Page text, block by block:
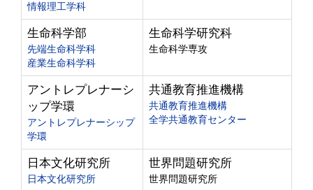
情報理工学科
生命科学部
先端生命科学科
産業生命科学科
生命科学研究科
生命科学専攻
アントレプレナーシ
ップ学環
アントレプレナーシップ
学環
共通教育推進機構
共通教育推進機構
全学共通教育センター
日本文化研究所
日本文化研究所
世界問題研究所
世界問題研究所